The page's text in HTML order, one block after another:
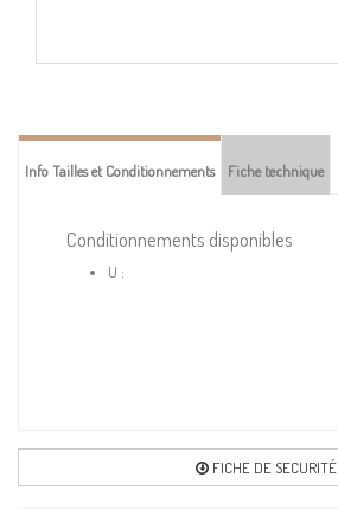
Info Tailles et Conditionnements Fiche technique
Conditionnements disponibles
U :
FICHE DE SECURITÉ